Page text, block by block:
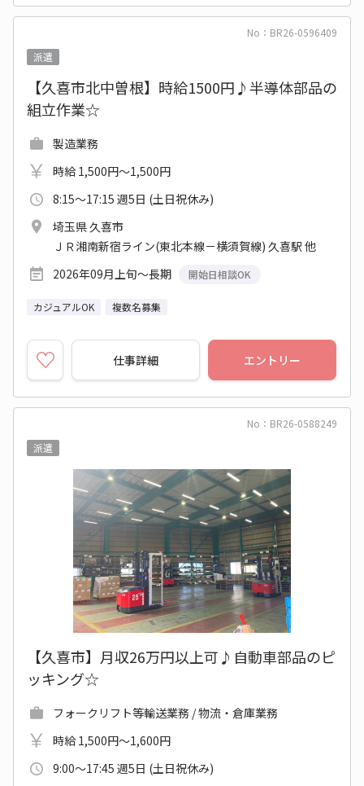
No：BR26-0596409
派遣
【久喜市北中曽根】時給1500円♪半導体部品の
組立作業☆
製造業務
時給 1,500円～1,500円
8:15～17:15 週5日 (土日祝休み)
埼玉県 久喜市
ＪＲ湘南新宿ライン(東北本線－横須賀線) 久喜駅 他
2026年09月上旬～長期
開始日相談OK
カジュアルOK 複数名募集
仕事詳細 エントリー
No：BR26-0588249
派遣
【久喜市】月収26万円以上可♪自動車部品のピ
ッキング☆
フォークリフト等輸送業務 / 物流・倉庫業務
時給 1,500円～1,600円
9:00～17:45 週5日 (土日祝休み)